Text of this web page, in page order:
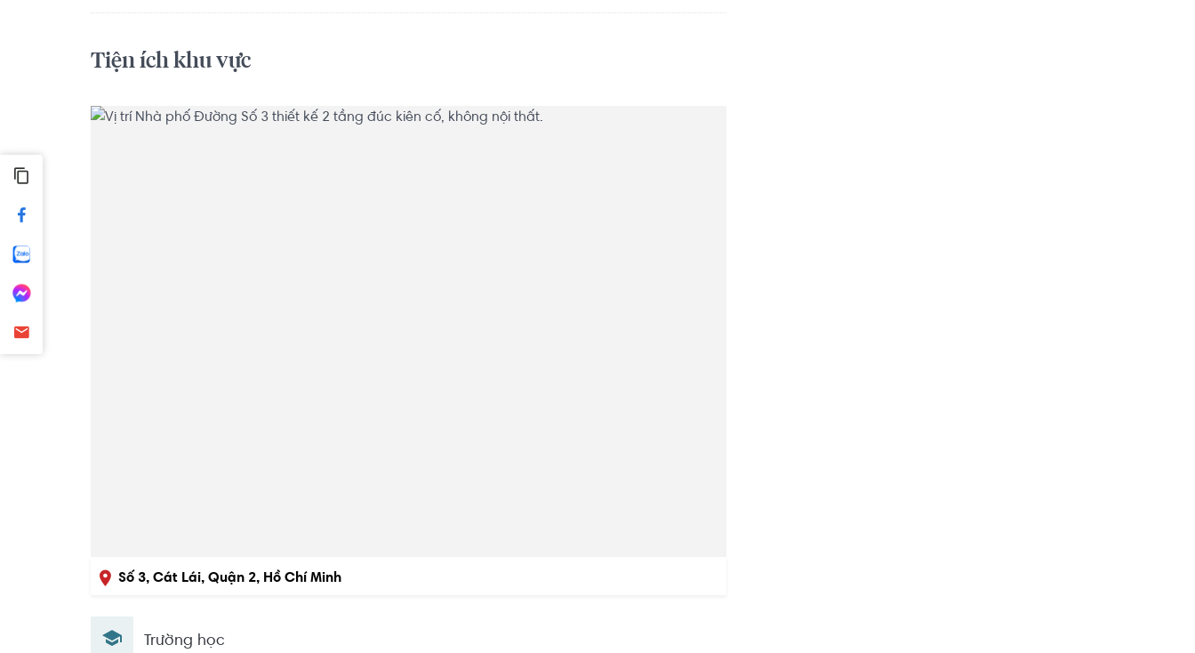
Tiện ích khu vực
Số 3, Cát Lái, Quận 2, Hồ Chí Minh
Trường học